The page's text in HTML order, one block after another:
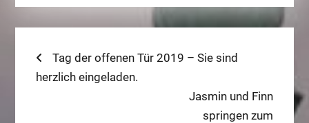
Beitragsnavigation
Previous
post:
Tag der offenen Tür 2019 – Sie sind
herzlich eingeladen.
Next
post:
Jasmin und Finn
springen zum